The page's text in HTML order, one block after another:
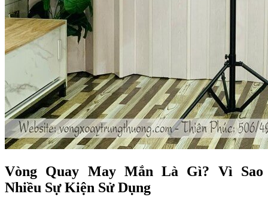
Vòng Quay May Mắn Là Gì? Vì Sao
Nhiều Sự Kiện Sử Dụng